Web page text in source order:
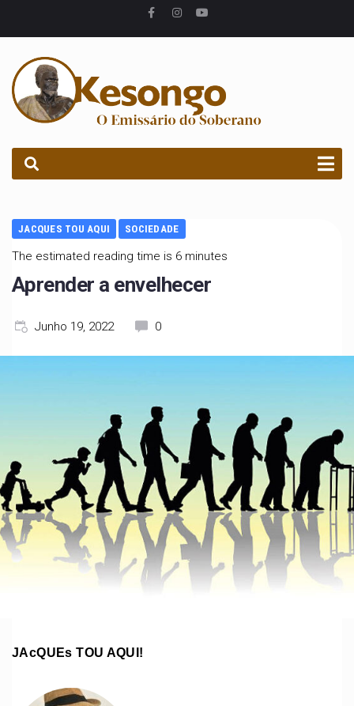
JACQUES TOU AQUI SOCIEDADE
The estimated reading time is 6 minutes
Aprender a envelhecer
Junho 19, 2022 0
JAcQUEs TOU AQUI!